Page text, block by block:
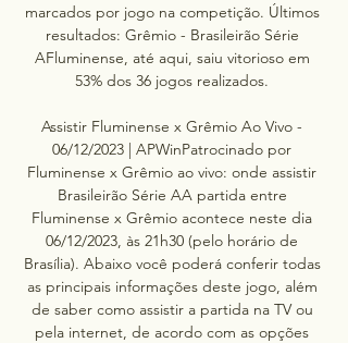
marcados por jogo na competição. Últimos
resultados: Grêmio - Brasileirão Série
AFluminense, até aqui, saiu vitorioso em
53% dos 36 jogos realizados.
Assistir Fluminense x Grêmio Ao Vivo -
06/12/2023 | APWinPatrocinado por
Fluminense x Grêmio ao vivo: onde assistir
Brasileirão Série AA partida entre
Fluminense x Grêmio acontece neste dia
06/12/2023, às 21h30 (pelo horário de
Brasília). Abaixo você poderá conferir todas
as principais informações deste jogo, além
de saber como assistir a partida na TV ou
pela internet, de acordo com as opções